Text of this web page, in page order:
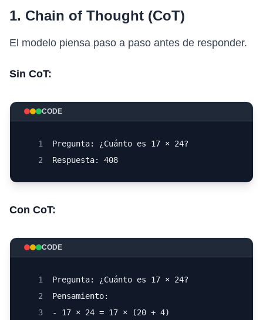
1. Chain of Thought (CoT)
El modelo piensa paso a paso antes de responder.
Sin CoT:
CODE
1
Pregunta: ¿Cuánto es 17 × 24?
2
Respuesta: 408
Con CoT:
CODE
1
Pregunta: ¿Cuánto es 17 × 24?
2
Pensamiento:
3
- 17 × 24 = 17 × (20 + 4)